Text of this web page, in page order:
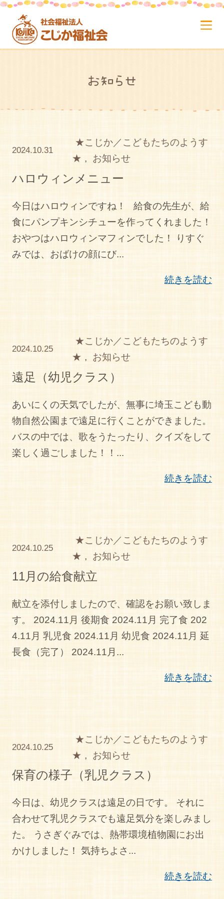
お知らせ
2024.10.31
★こじか／こどもたちのようす
★ , お知らせ
ハロウィンメニュー
今日はハロウィンですね！ 給食の先生が、給
食にパンプキンシチューを作ってくれました！
おやつはハロウィンマフィンでした！ りすぐ
みでは、おばけの顔にび...
続きを読む
2024.10.25
★こじか／こどもたちのようす
★ , お知らせ
遠足（幼児クラス）
あいにくの天気でしたが、無事に埼玉こども動
物自然公園まで遠足に行くことができました。
バスの中では、歌をうたったり、クイズをして
楽しく過ごしました！！...
続きを読む
2024.10.25
★こじか／こどもたちのようす
★ , お知らせ
11月の給食献立
献立を添付しましたので、確認をお願い致しま
す。 2024.11月 後期食 2024.11月 完了食 202
4.11月 乳児食 2024.11月 幼児食 2024.11月 延
長食（完了） 2024.11月...
続きを読む
2024.10.25
★こじか／こどもたちのようす
★ , お知らせ
保育の様子（乳児クラス）
今日は、幼児クラスは遠足の日です。 それに
合わせて乳児クラスでも遠足気分を楽しみまし
た。 うさぎぐみでは、熱帯環境植物園にお出
かけしました！ 気持ちよさ...
続きを読む